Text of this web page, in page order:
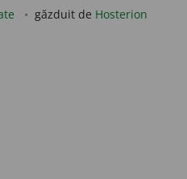
găzduit de Hosterion